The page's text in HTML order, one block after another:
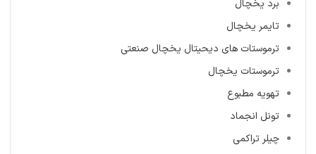
برد یخچال
تایمر یخچال
ترموستات های دیحیتال یخچال صنعتی
ترموستات یخچال
تهویه مطبوع
تونل انجماد
چیلر تراکمی